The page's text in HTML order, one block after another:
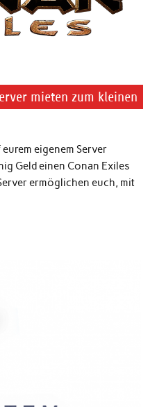
mieten zum kleinen
eigenem Server
Geld einen Conan Exiles
ermöglichen euch, mit